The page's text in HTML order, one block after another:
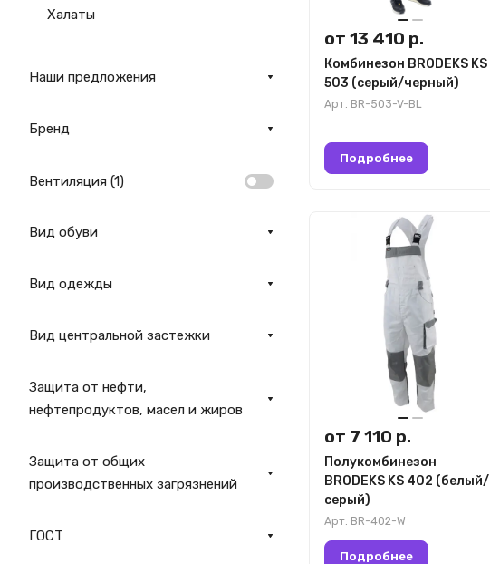
от 13 410 р.
Комбинезон BRODEKS KS
503 (серый/черный)
Арт. BR-503-V-BL
Подробнее
от 7 110 р.
Полукомбинезон
BRODEKS KS 402 (белый/
серый)
Арт. BR-402-W
Подробнее
Халаты
Наши предложения
Бренд
Вентиляция (1)
Вид обуви
Вид одежды
Вид центральной застежки
Защита от нефти,
нефтепродуктов, масел и жиров
Защита от общих
производственных загрязнений
ГОСТ